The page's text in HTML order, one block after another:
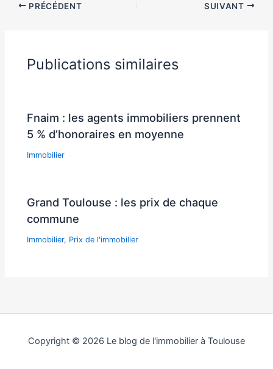
PRÉCÉDENT SUIVANT
Publications similaires
Fnaim : les agents immobiliers prennent
5 % d’honoraires en moyenne
Immobilier
Grand Toulouse : les prix de chaque
commune
Immobilier, Prix de l'immobilier
Copyright © 2026 Le blog de l'immobilier à Toulouse